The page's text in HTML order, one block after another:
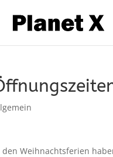
den Weihnachtsferien